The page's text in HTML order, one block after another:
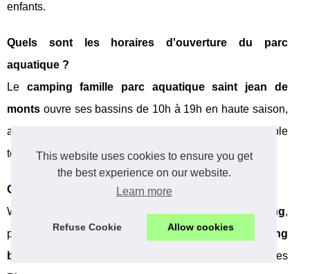
This website uses cookies to ensure you get
the best experience on our website.
Learn more
Refuse Cookie Allow cookies
enfants.
Quels sont les horaires d'ouverture du parc
aquatique ?
Le camping famille parc aquatique saint jean de
monts ouvre ses bassins de 10h à 19h en haute saison,
avec
accessible
toute l'année.
Quels services inclut votre camping 4 étoiles ?
Wifi gratuit,
animations enfants club ados camping,
parking, accès direct aux bassins chauffés et
camping
bien-être spa Vendée
avec soins relaxants à l'Abri des